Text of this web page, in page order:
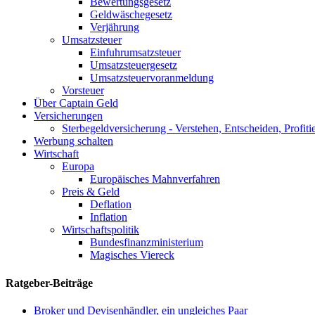
Geldwäschegesetz
Verjährung
Umsatzsteuer
Einfuhrumsatzsteuer
Umsatzsteuergesetz
Umsatzsteuervoranmeldung
Vorsteuer
Über Captain Geld
Versicherungen
Sterbegeldversicherung - Verstehen, Entscheiden,
Werbung schalten
Wirtschaft
Europa
Europäisches Mahnverfahren
Preis & Geld
Deflation
Inflation
Wirtschaftspolitik
Bundesfinanzministerium
Magisches Viereck
Ratgeber-Beiträge
Broker und Devisenhändler, ein ungleiches Paar